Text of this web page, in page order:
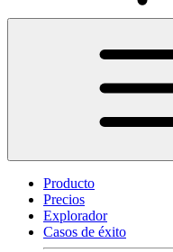
Producto
Precios
Explorador
Casos de éxito